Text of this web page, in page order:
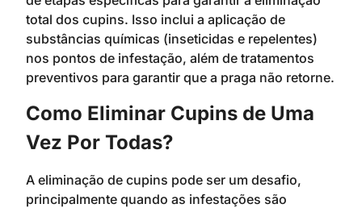
total dos cupins. Isso inclui a aplicação de
substâncias químicas (inseticidas e repelentes)
nos pontos de infestação, além de tratamentos
preventivos para garantir que a praga não retorne.
Como Eliminar Cupins de Uma
Vez Por Todas?
A eliminação de cupins pode ser um desafio,
principalmente quando as infestações são